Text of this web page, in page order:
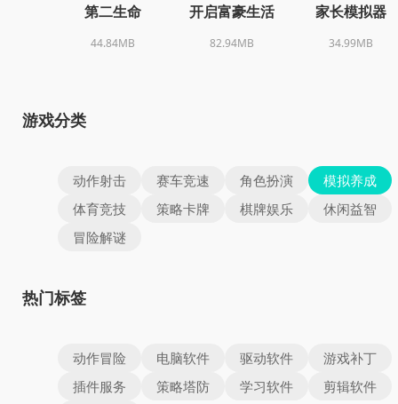
第二生命
44.84MB
开启富豪生活
82.94MB
家长模拟器
34.99MB
游戏分类
动作射击 赛车竞速 角色扮演
模拟养成
体育竞技
策略卡牌 棋牌娱乐
休闲益智
冒险解谜
热门标签
动作冒险 电脑软件 驱动软件
游戏补丁
插件服务
策略塔防 学习软件
剪辑软件